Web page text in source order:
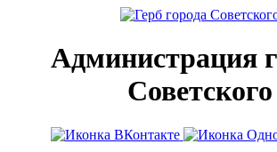
Администрация
Советского